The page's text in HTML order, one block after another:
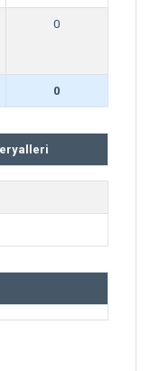
0
0